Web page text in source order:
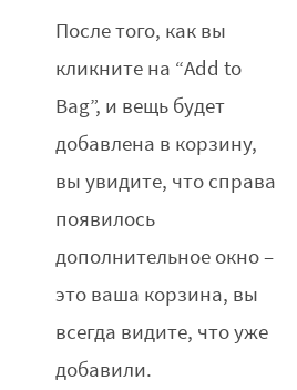
После того, как вы
кликните на “Add to
Bag”, и вещь будет
добавлена в корзину,
вы увидите, что справа
появилось
дополнительное окно –
это ваша корзина, вы
всегда видите, что уже
добавили.